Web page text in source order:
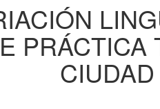
PRÁCTICA